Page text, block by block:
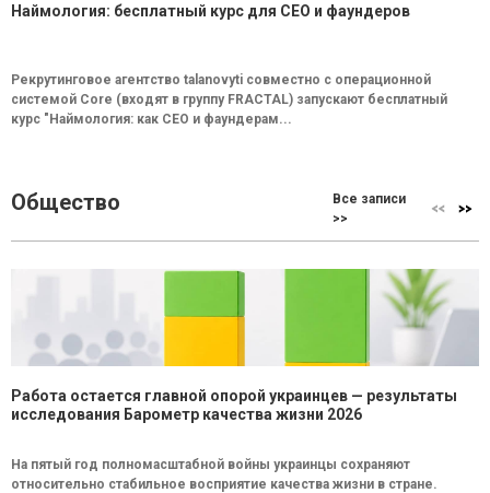
Наймология: бесплатный курс для CEO и фаундеров
Рекрутинговое агентство talanovyti совместно с операционной
системой Core (входят в группу FRACTAL) запускают бесплатный
курс "Наймология: как СEO и фаундерам...
Общество
Все записи
>>
Работа остается главной опорой украинцев — результаты
исследования Барометр качества жизни 2026
На пятый год полномасштабной войны украинцы сохраняют
относительно стабильное восприятие качества жизни в стране.